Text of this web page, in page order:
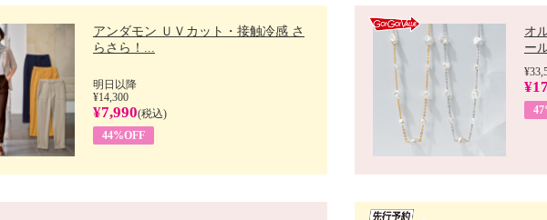
アンダモン ＵＶカット・接触冷感 さ
らさら！...
明日以降
¥14,300
¥7,990(税込)
44%OFF
オ
ー